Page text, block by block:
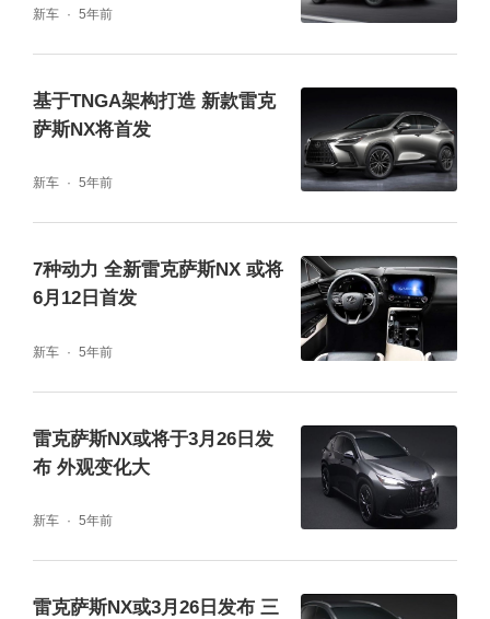
新车 5年前
基于TNGA架构打造 新款雷克
萨斯NX将首发
新车 5年前
7种动力 全新雷克萨斯NX 或将
6月12日首发
新车 5年前
雷克萨斯NX或将于3月26日发
布 外观变化大
新车 5年前
雷克萨斯NX或3月26日发布 三